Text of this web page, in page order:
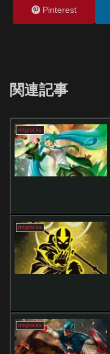
Pinterest
関連記事
mtgrocks
mtgrocks
mtgrocks